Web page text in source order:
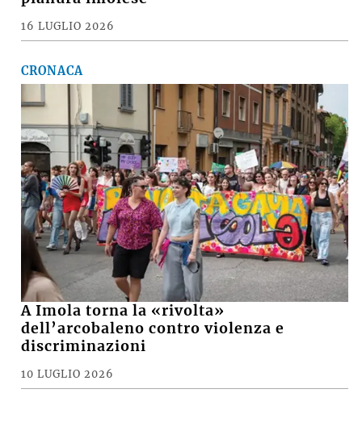
16 LUGLIO 2026
CRONACA
A Imola torna la «rivolta»
dell’arcobaleno contro violenza e
discriminazioni
10 LUGLIO 2026